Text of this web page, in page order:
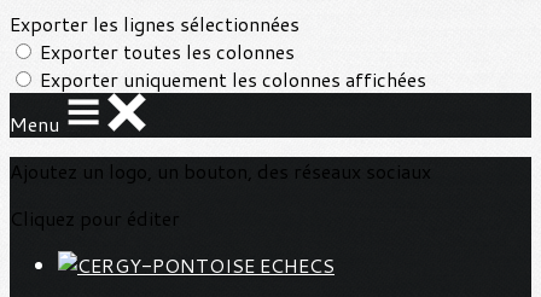
Exporter les lignes sélectionnées
Exporter toutes les colonnes
Exporter uniquement les colonnes affichées
Menu
Ajoutez un logo, un bouton, des réseaux sociaux
Cliquez pour éditer